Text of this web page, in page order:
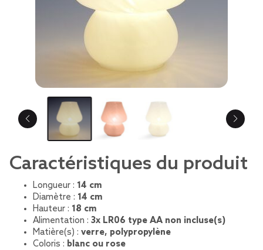
Caractéristiques du produit
Longueur : 14 cm
Diamètre : 14 cm
Hauteur : 18 cm
Alimentation : 3x LR06 type AA non incluse(s)
Matière(s) : verre, polypropylène
Coloris : blanc ou rose